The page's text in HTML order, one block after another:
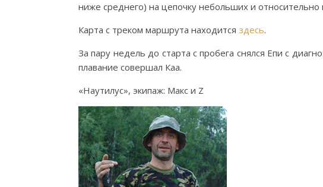
ниже среднего) на цепочку небольших и
Карта с треком маршрута находится здесь.
За пару недель до старта с пробега снялся Епи с
плавание совершал Каа.
«Наутилус», экипаж: Макс и Z